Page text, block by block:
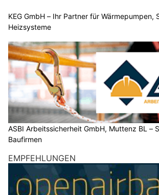
KEG GmbH – Ihr Partner für Wärmepumpen,
Heizsysteme
ASBI Arbeitssicherheit GmbH, Muttenz BL –
Baufirmen
EMPFEHLUNGEN